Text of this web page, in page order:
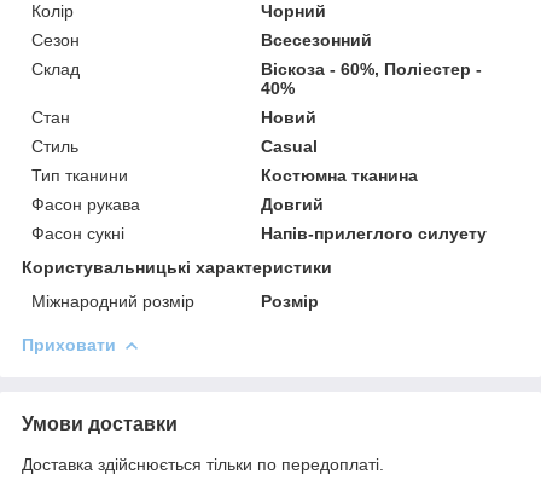
Колір
Чорний
Сезон
Всесезонний
Склад
Віскоза - 60%, Поліестер -
40%
Стан
Новий
Стиль
Casual
Тип тканини
Костюмна тканина
Фасон рукава
Довгий
Фасон сукні
Напів-прилеглого силуету
Користувальницькі характеристики
Міжнародний розмір
Розмір
Приховати
Умови доставки
Доставка здійснюється тільки по передоплаті.